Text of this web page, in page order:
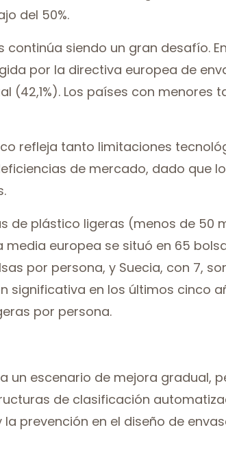
del 50%.
siendo un gran desafío.
por la directiva europea de
(42,1%). Los países con menores
refleja tanto limitaciones
de mercado, dado que
de plástico ligeras (menos de 50
media europea se situó en 65
por persona, y Suecia, con 7,
significativa en los últimos cinco
por persona.
un escenario de mejora gradual,
de clasificación
prevención en el diseño de